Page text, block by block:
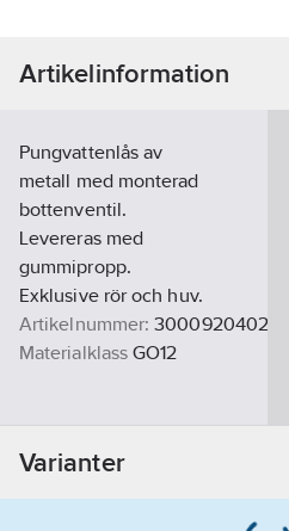
Artikelinformation
Pungvattenlås av
metall med monterad
bottenventil.
Levereras med
gummipropp.
Exklusive rör och huv.
Artikelnummer: 3000920402
Materialklass GO12
Varianter